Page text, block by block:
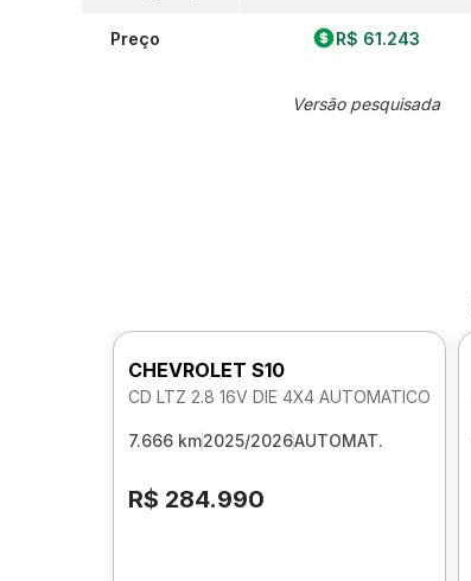
Preço R$ 61.243
Versão pesquisada
CHEVROLET S10
CD LTZ 2.8 16V DIE 4X4 AUTOMATICO
7.666 km2025/2026AUTOMAT.
R$ 284.990